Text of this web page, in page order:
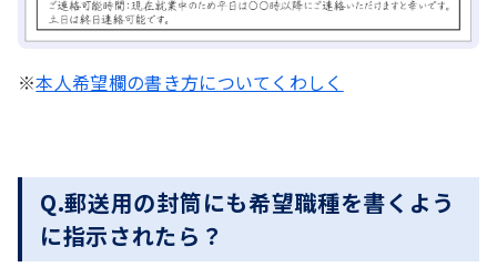
※本人希望欄の書き方についてくわしく
Q.郵送用の封筒にも希望職種を書くよう
に指示されたら？